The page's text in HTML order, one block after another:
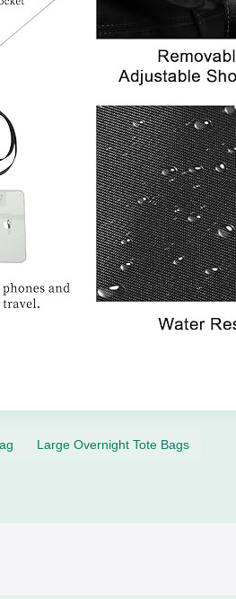
Large Overnight Tote Bags